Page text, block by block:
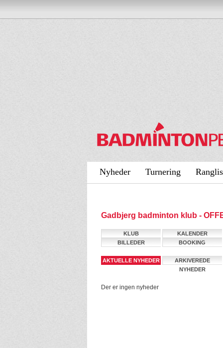
Nyheder Turnering
Gadbjerg badminton klub -
KLUB
KALENDER
BILLEDER
BOOKING
AKTUELLE NYHEDER
ARKIVEREDE
NYHEDER
Der er ingen nyheder